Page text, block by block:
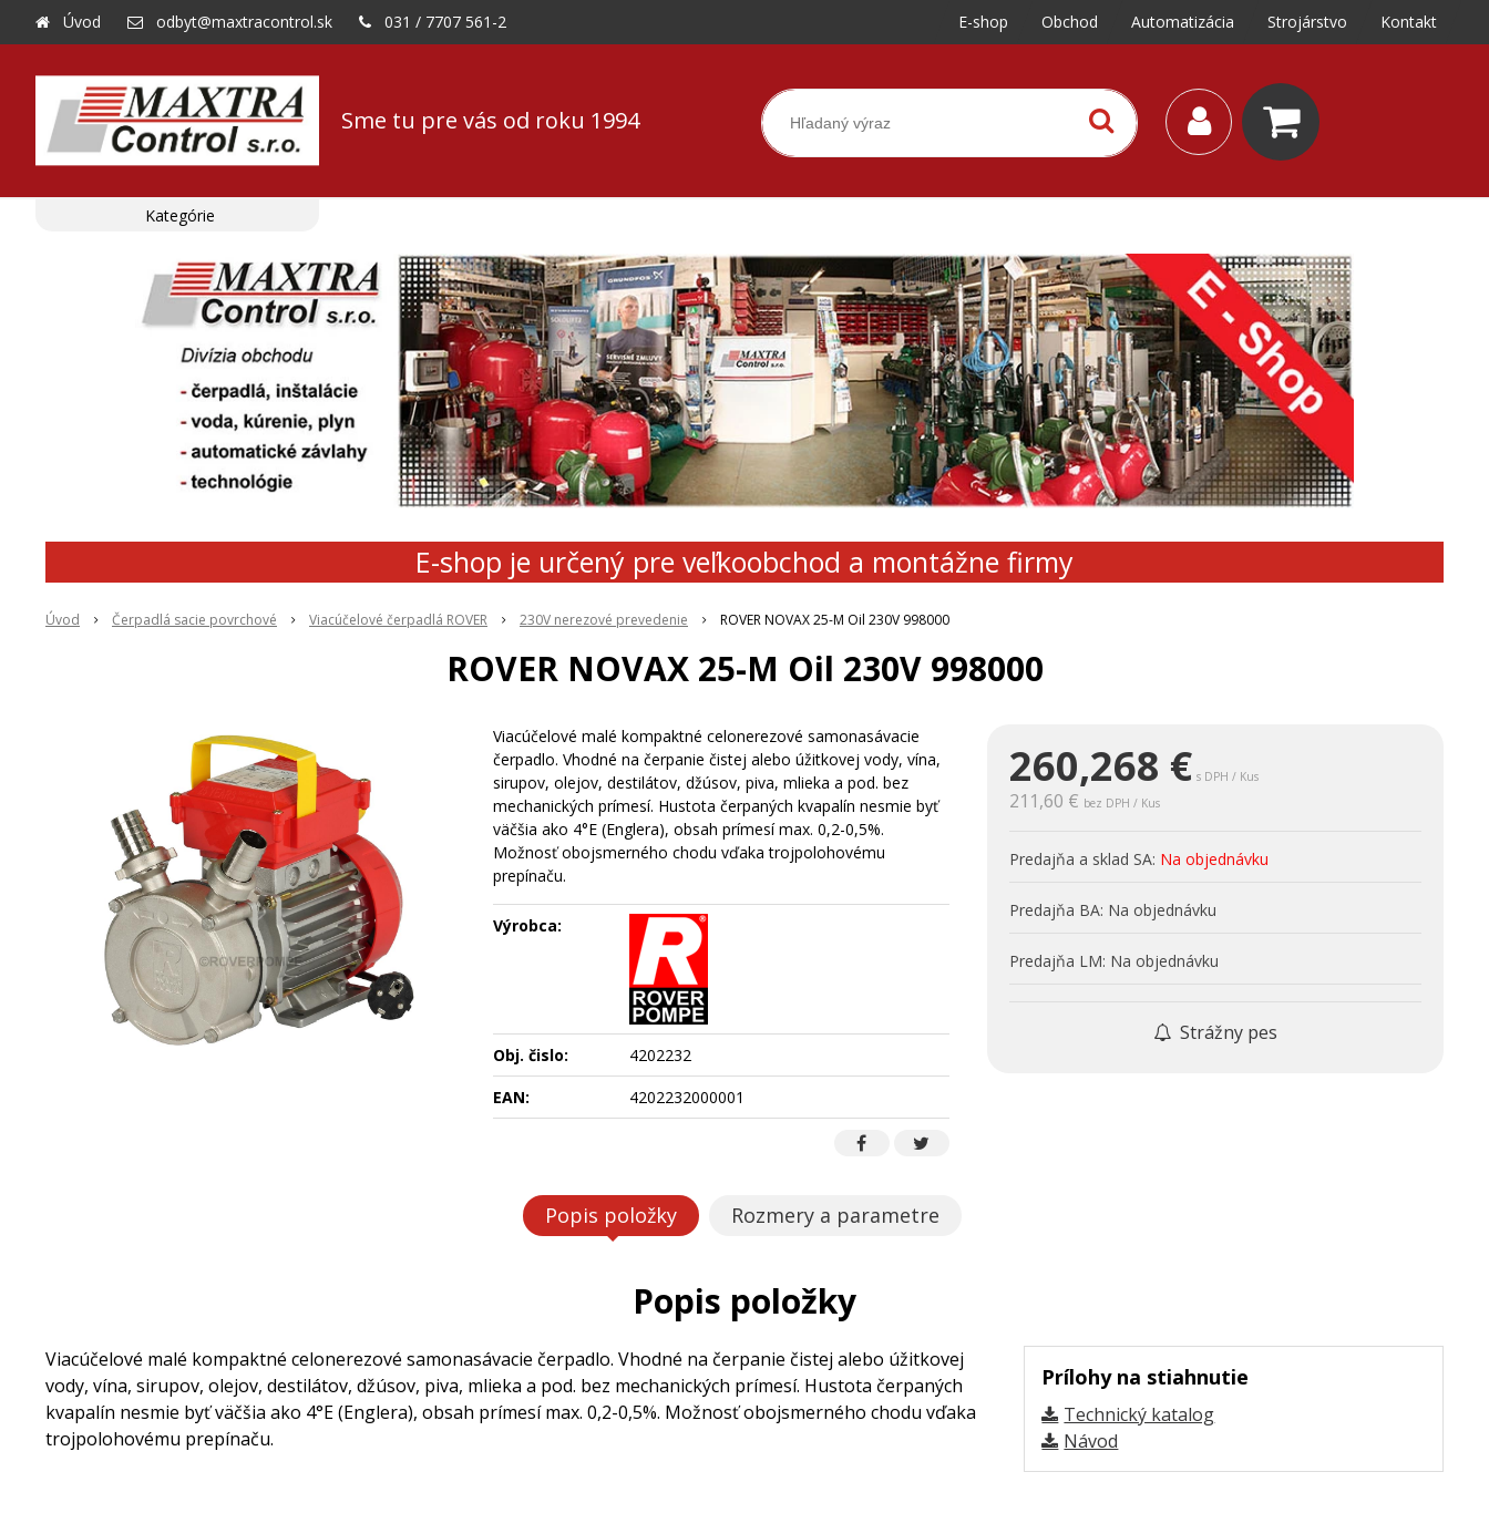
Sme tu pre vás od roku 1994
Úvod odbyt@maxtracontrol.sk 031 / 7707 561-2 E-shop Obchod Automatizácia Strojárstvo Kontakt
E-shop je určený pre veľkoobchod a montážne firmy
Úvod Čerpadlá sacie povrchové Viacúčelové čerpadlá ROVER 230V nerezové prevedenie ROVER NOVAX 25-M Oil 230V 998000
ROVER NOVAX 25-M Oil 230V 998000
260,268 € s DPH / Kus
211,60 € bez DPH / Kus
Predajňa a sklad SA: Na objednávku
Predajňa BA: Na objednávku
Predajňa LM: Na objednávku
Strážny pes
Viacúčelové malé kompaktné celonerezové samonasávacie
čerpadlo. Vhodné na čerpanie čistej alebo úžitkovej vody, vína,
sirupov, olejov, destilátov, džúsov, piva, mlieka a pod. bez
mechanických prímesí. Hustota čerpaných kvapalín nesmie byť
väčšia ako 4°E (Englera), obsah prímesí max. 0,2-0,5%.
Možnosť obojsmerného chodu vďaka trojpolohovému
prepínaču.
Výrobca:
Obj. čislo:
4202232
EAN:
4202232000001
Popis položky Rozmery a parametre
Popis položky
Prílohy na stiahnutie
Technický katalog
Návod
Viacúčelové malé kompaktné celonerezové samonasávacie čerpadlo. Vhodné na čerpanie čistej alebo úžitkovej
vody, vína, sirupov, olejov, destilátov, džúsov, piva, mlieka a pod. bez mechanických prímesí. Hustota čerpaných
kvapalín nesmie byť väčšia ako 4°E (Englera), obsah prímesí max. 0,2-0,5%. Možnosť obojsmerného chodu vďaka
trojpolohovému prepínaču.
Kategórie